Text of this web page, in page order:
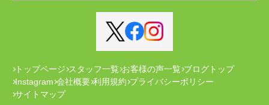
トップページ スタッフ一覧 お客様の声一覧 ブログトップ
Instagram 会社概要 利用規約 プライバシーポリシー
サイトマップ